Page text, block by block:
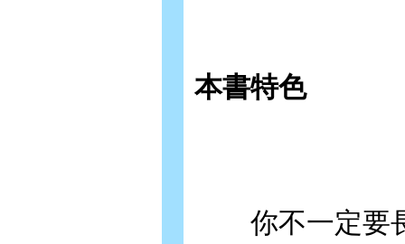
本書特色
你不一定要長